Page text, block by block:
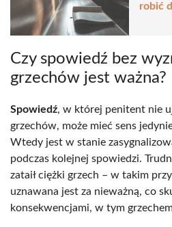
robić
Czy spowiedź bez
grzechów jest ważna?
Spowiedź, w której penitent nie
grzechów, może mieć sens
Wtedy jest w stanie
podczas kolejnej spowiedzi.
zataił ciężki grzech – w takim
uznawana jest za nieważną, co
konsekwencjami, w tym